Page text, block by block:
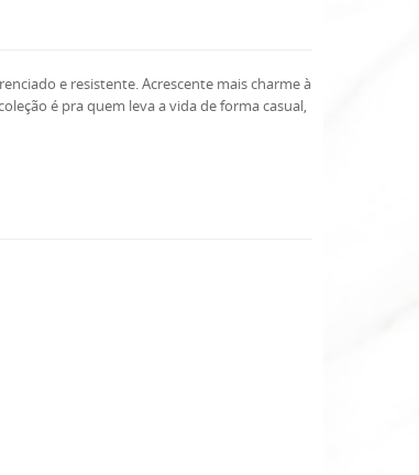
e resistente. Acrescente mais charme à
é pra quem leva a vida de forma casual,